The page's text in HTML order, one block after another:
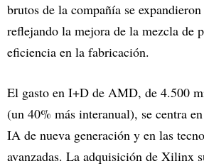
brutos de la compañía se
reflejando la mejora de la mezcla de
eficiencia en la fabricación.
El gasto en I+D de AMD, de 4.500
(un 40% más interanual), se centra
IA de nueva generación y en las
avanzadas. La adquisición de Xilinx